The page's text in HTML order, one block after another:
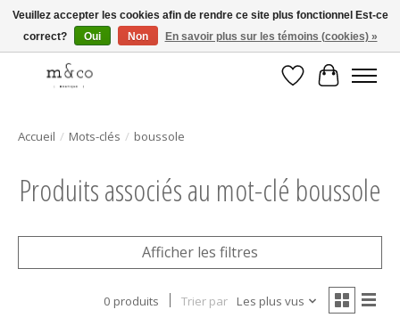
Livraison gratuite avec tout achat de 250$ et plus
Liste dePanier
Accueil / Mots-clés / boussole
Produits associés au mot-clé boussole
Afficher les filtres
0 produits Trier par Les plus vus
Veuillez accepter les cookies afin de rendre ce site plus fonctionnel Est-ce
correct?
Oui Non En savoir plus sur les témoins (cookies) »